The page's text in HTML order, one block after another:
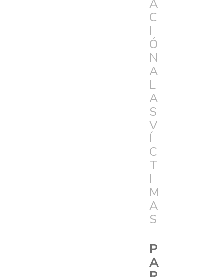
A
C
I
Ó
N
A
L
A
S
V
Í
C
T
I
M
A
S
P
A